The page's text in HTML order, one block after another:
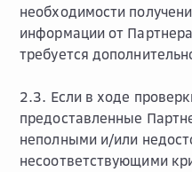
необходимости
информации от
требуется
2.3. Если в ходе
предоставленные
неполными и/или
несоответствующими